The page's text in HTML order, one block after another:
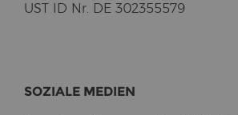
UST ID Nr. DE 302355579
SO­ZIA­LE ME­DI­EN